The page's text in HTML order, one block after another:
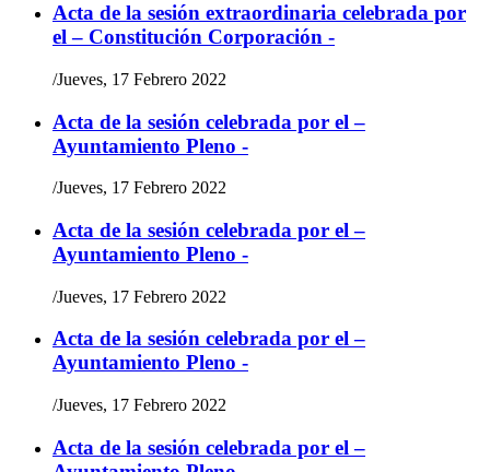
Acta de la sesión extraordinaria celebrada por
el – Constitución Corporación -
/Jueves, 17 Febrero 2022
Acta de la sesión celebrada por el –
Ayuntamiento Pleno -
/Jueves, 17 Febrero 2022
Acta de la sesión celebrada por el –
Ayuntamiento Pleno -
/Jueves, 17 Febrero 2022
Acta de la sesión celebrada por el –
Ayuntamiento Pleno -
/Jueves, 17 Febrero 2022
Acta de la sesión celebrada por el –